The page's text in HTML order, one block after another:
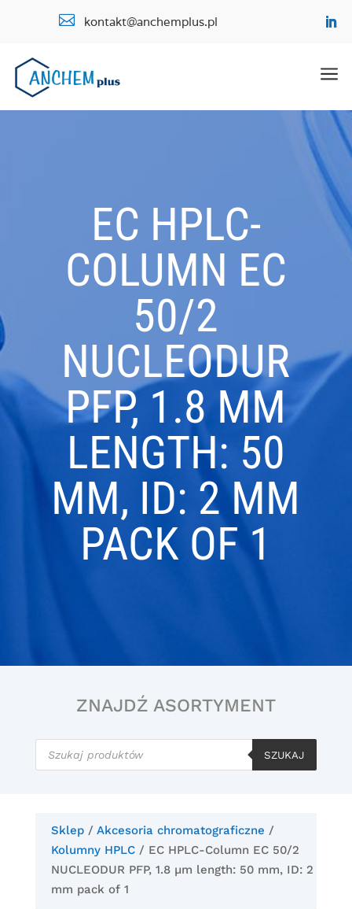
 kontakt@anchemplus.pl
a
EC HPLC-
COLUMN EC
50/2
NUCLEODUR
PFP, 1.8 ΜM
LENGTH: 50
MM, ID: 2 MM
PACK OF 1
ZNAJDŹ ASORTYMENT
Wyszukiwarka
produktów
SZUKAJ
Sklep/ Akcesoria chromatograficzne /
Kolumny HPLC/ EC HPLC-Column EC 50/2
NUCLEODUR PFP, 1.8 µm length: 50 mm, ID: 2
mm pack of 1